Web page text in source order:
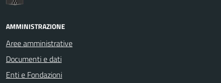
AMMINISTRAZIONE
Aree amministrative
Documenti e dati
Enti e Fondazioni